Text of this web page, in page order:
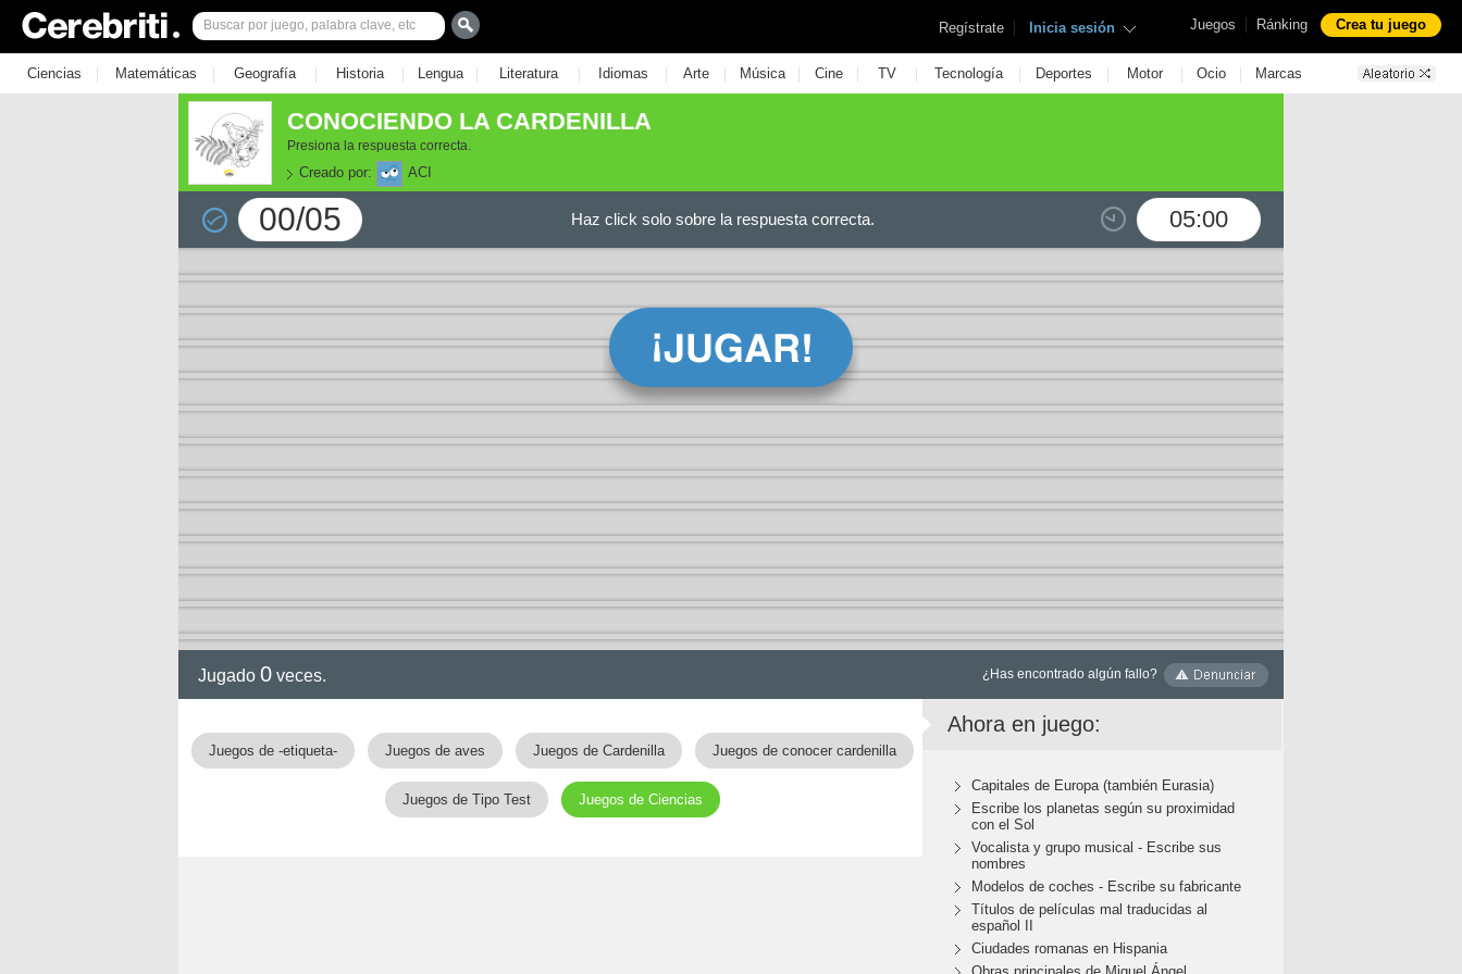
Juegos | Ránking Crea tu juego
Regístrate | Inicia sesión
Ciencias | Matemáticas | Geografía | Historia | Lengua | Literatura | Idiomas | Arte | Música | Cine | TV | Tecnología | Deportes | Motor | Ocio | Marcas
CONOCIENDO LA CARDENILLA
Presiona la respuesta correcta.
Creado por: ACI
00/05 05:00
Haz click solo sobre la respuesta correcta.
Jugado 0 veces. ¿Has encontrado algún fallo?
Juegos de -etiqueta- Juegos de aves Juegos de Cardenilla Juegos de conocer cardenilla
Juegos de Tipo Test Juegos de Ciencias
Ahora en juego:
Capitales de Europa (también Eurasia)
Escribe los planetas según su proximidad
con el Sol
Vocalista y grupo musical - Escribe sus
nombres
Modelos de coches - Escribe su fabricante
Títulos de películas mal traducidas al
español II
Ciudades romanas en Hispania